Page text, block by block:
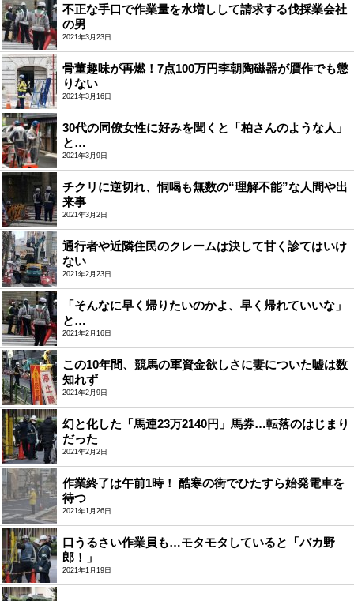
不正な手口で作業量を水増しして請求する伐採業会社
の男
2021年3月23日
骨董趣味が再燃！7点100万円李朝陶磁器が贋作でも懲
りない
2021年3月16日
30代の同僚女性に好みを聞くと「柏さんのような人」
と…
2021年3月9日
チクリに逆切れ、恫喝も無数の“理解不能”な人間や出
来事
2021年3月2日
通行者や近隣住民のクレームは決して甘く診てはいけ
ない
2021年2月23日
「そんなに早く帰りたいのかよ、早く帰れていいな」
と…
2021年2月16日
この10年間、競馬の軍資金欲しさに妻についた嘘は数
知れず
2021年2月9日
幻と化した「馬連23万2140円」馬券…転落のはじまり
だった
2021年2月2日
作業終了は午前1時！ 酷寒の街でひたすら始発電車を
待つ
2021年1月26日
口うるさい作業員も…モタモタしていると「バカ野
郎！」
2021年1月19日